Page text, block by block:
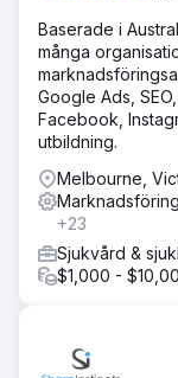
Baserade i
många
Google Ads,
Facebook,
utbildning.
Melbourne,
+23
Sjukvård &
$1,000 -